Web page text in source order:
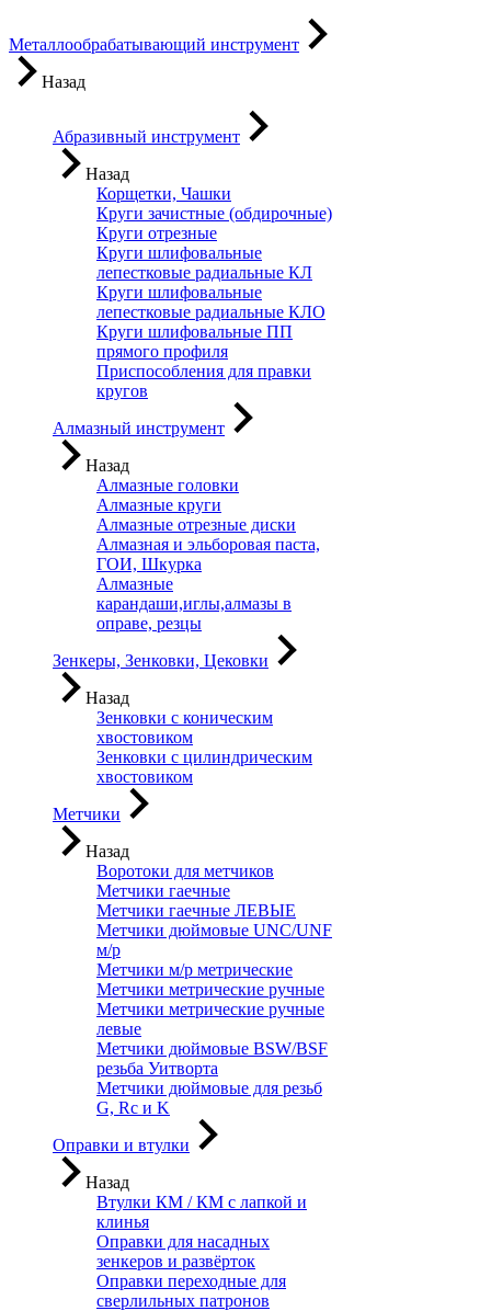
Металлообрабатывающий инструмент
Назад
Абразивный инструмент
Назад
Корщетки, Чашки
Круги зачистные (обдирочные)
Круги отрезные
Круги шлифовальные
лепестковые радиальные КЛ
Круги шлифовальные
лепестковые радиальные КЛО
Круги шлифовальные ПП
прямого профиля
Приспособления для правки
кругов
Алмазный инструмент
Назад
Алмазные головки
Алмазные круги
Алмазные отрезные диски
Алмазная и эльборовая паста,
ГОИ, Шкурка
Алмазные
карандаши,иглы,алмазы в
оправе, резцы
Зенкеры, Зенковки, Цековки
Назад
Зенковки с коническим
хвостовиком
Зенковки с цилиндрическим
хвостовиком
Метчики
Назад
Воротоки для метчиков
Метчики гаечные
Метчики гаечные ЛЕВЫЕ
Метчики дюймовые UNC/UNF
м/р
Метчики м/р метрические
Метчики метрические ручные
Метчики метрические ручные
левые
Метчики дюймовые BSW/BSF
резьба Уитворта
Метчики дюймовые для резьб
G, Rc и K
Оправки и втулки
Назад
Втулки КМ / КМ с лапкой и
клинья
Оправки для насадных
зенкеров и развёрток
Оправки переходные для
сверлильных патронов